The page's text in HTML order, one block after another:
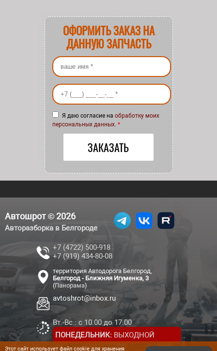
ОФОРМИТЬ ЗАКАЗ НА
ДАННУЮ ЗАПЧАСТЬ
Ваше имя*
Ваш номер телефона*
Я даю согласие на обработку моих
персональных данных. *
Автошрот © 2026
Авторазборка в Белгороде
+7 (4722) 500-918
+7 (919) 434-80-08
территория Автодорога Белгород,
Белгород - Ближняя Игуменка, 3
(Панорама)
avtoshrot@inbox.ru
Вт.-Вс.: с 10.00 до 17.00
ПОНЕДЕЛЬНИК: ВЫХОДНОЙ
Этот сайт использует файл cookie для хранения